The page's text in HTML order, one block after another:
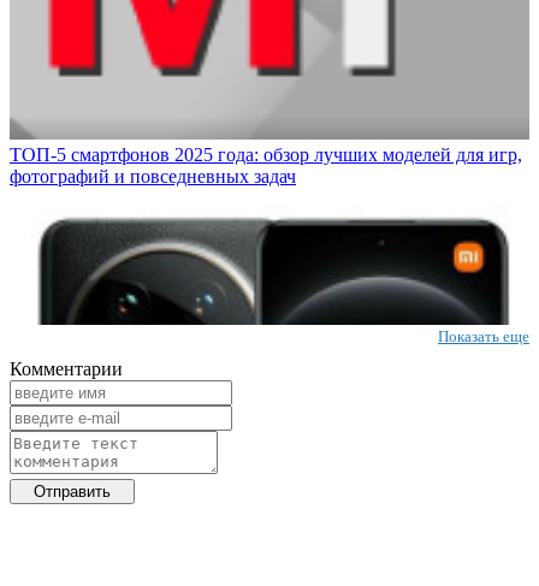
ТОП-5 смартфонов 2025 года: обзор лучших моделей для игр,
фотографий и повседневных задач
Показать еще
Комментарии